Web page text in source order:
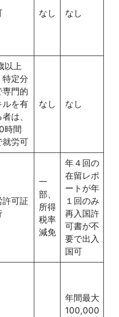
なし なし
以上
特定分
専門的
ルを有
は、
時間
就労可
なし なし
許可証
一
部、
所得
税率
減免
年４回の
在留レポ
ートが年
１回のみ
再入国許
可書が不
要で出入
国可
年間最大
100,000